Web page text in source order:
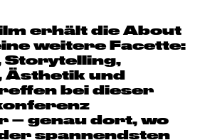
erhält die About
weitere Facette:
Storytelling,
Ästhetik und
bei dieser
– genau dort, wo
spannendsten